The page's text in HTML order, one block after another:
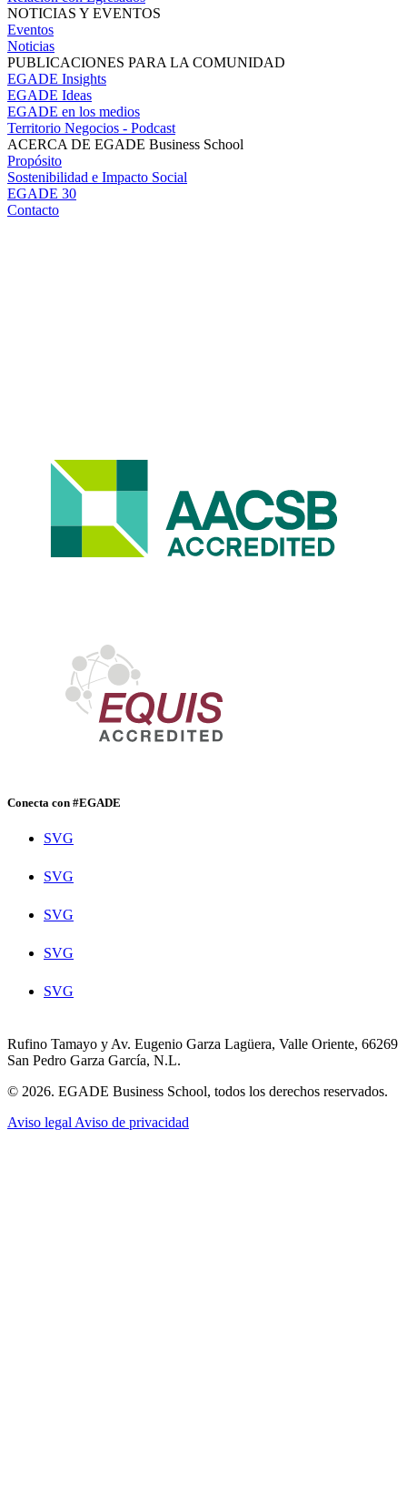
NOTICIAS Y EVENTOS
Eventos
Noticias
PUBLICACIONES PARA LA COMUNIDAD
EGADE Insights
EGADE Ideas
EGADE en los medios
Territorio Negocios - Podcast
ACERCA DE EGADE Business School
Propósito
Sostenibilidad e Impacto Social
EGADE 30
Contacto
Conecta con #EGADE
SVG
SVG
SVG
SVG
SVG
Rufino Tamayo y Av. Eugenio Garza Lagüera, Valle Oriente, 66269
San Pedro Garza García, N.L.
© 2026. EGADE Business School, todos los derechos reservados.
Aviso legal Aviso de privacidad